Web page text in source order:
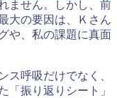
ません。しかし、前
大の要因は、Ｋさん
や、私の課題に真面
ス呼吸だけでなく、
「振り返りシート」